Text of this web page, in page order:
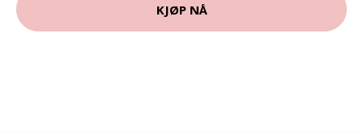
KJØP NÅ